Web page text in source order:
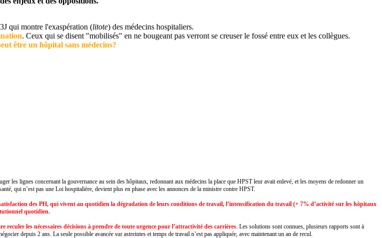
qui montre l'exaspération (litote) des médecins hospitaliers.
. Ceux qui se disent "mobilisés" en ne bougeant pas verront se creuser le fossé entre eux et les collègues.
être un hôpital sans médecins?
les lignes concernant la gouvernance au sein des hôpitaux, redonnant aux médecins la place que HPST leur avait enlevé, et les moyens de redonner un
qui n’est pas une Loi hospitalière, devient plus en phase avec les annonces de la ministre contre HPST.
des PH, qui vivent au quotidien la dégradation de leurs conditions de travail, l’intensification du travail (+ 7% d’activité sur les hôpitaux
quotidien.
reculer les nécessaires décisions à prendre de toute urgence pour l’attractivité des carrières . Les solutions sont connues, plusieurs rapports sont à
depuis 2 ans. La seule possible avancée sur astreintes et temps de travail n’est pas appliquée, avec maintenant un an de recul.